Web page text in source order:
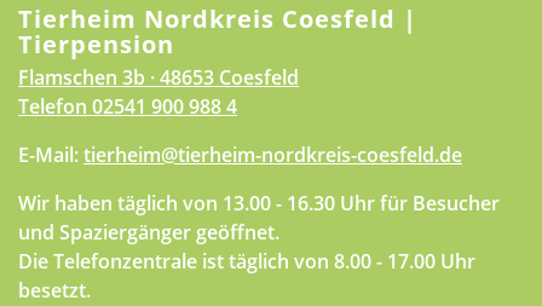
Tierheim Nordkreis Coesfeld |
Tierpension
Flamschen 3b · 48653 Coesfeld
Telefon 02541 900 988 4
E-Mail:tierheim@tierheim-nordkreis-coesfeld.de
Wir haben täglich von 13.00 - 16.30 Uhr für Besucher
und Spaziergänger geöffnet.
Die Telefonzentrale ist täglich von 8.00 - 17.00 Uhr
besetzt.